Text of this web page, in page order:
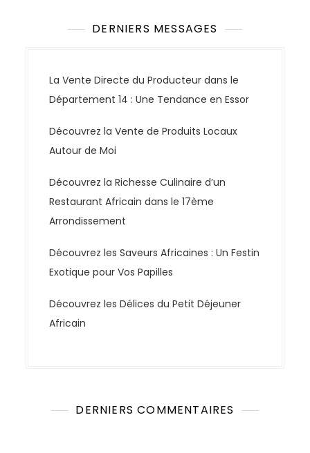
DERNIERS MESSAGES
La Vente Directe du Producteur dans le
Département 14 : Une Tendance en Essor
Découvrez la Vente de Produits Locaux
Autour de Moi
Découvrez la Richesse Culinaire d’un
Restaurant Africain dans le 17ème
Arrondissement
Découvrez les Saveurs Africaines : Un Festin
Exotique pour Vos Papilles
Découvrez les Délices du Petit Déjeuner
Africain
DERNIERS COMMENTAIRES